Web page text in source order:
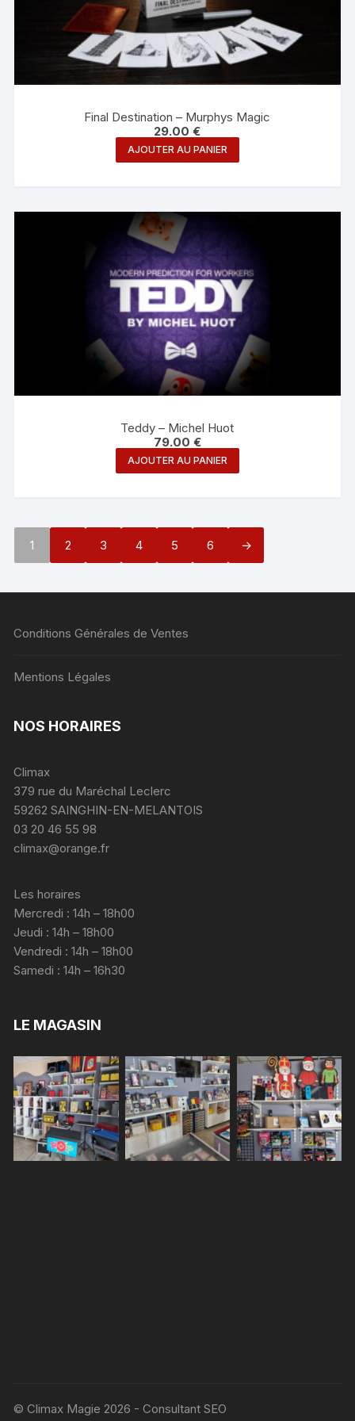
Final Destination – Murphys Magic
29.00€
AJOUTER AU PANIER
Teddy – Michel Huot
79.00 €
AJOUTER AU PANIER
1 2 3 4 5 6 →
Conditions Générales de Ventes
Mentions Légales
NOS HORAIRES
Climax
379 rue du Maréchal Leclerc
59262 SAINGHIN-EN-MELANTOIS
03 20 46 55 98
climax@orange.fr
Les horaires
Mercredi : 14h – 18h00
Jeudi : 14h – 18h00
Vendredi : 14h – 18h00
Samedi : 14h – 16h30
LE MAGASIN
© Climax Magie 2026 - Consultant SEO